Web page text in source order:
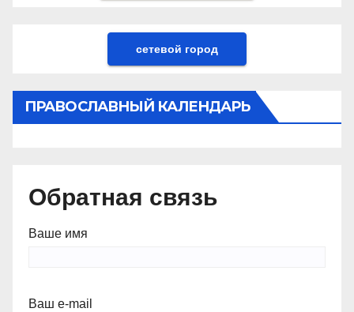
сетевой город
ПРАВОСЛАВНЫЙ КАЛЕНДАРЬ
Обратная связь
Ваше имя
Ваш e-mail